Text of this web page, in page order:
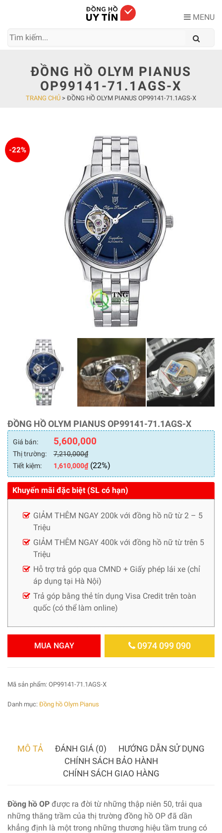
MENU
ĐỒNG HỒ OLYM PIANUS
OP99141-71.1AGS-X
TRANG CHỦ > ĐỒNG HỒ OLYM PIANUS OP99141-71.1AGS-X
-22%
ĐỒNG HỒ OLYM PIANUS OP99141-71.1AGS-X
Giá bán: 5,600,000
Thị trường: 7,210,000₫
Tiết kiệm:
1,610,000₫(22%)
Khuyến mãi đặc biệt (SL có hạn)
GIẢM THÊM NGAY 200k với đồng hồ nữ từ 2 – 5
Triệu
GIẢM THÊM NGAY 400k với đồng hồ nữ từ trên 5
Triệu
Hỗ trợ trả góp qua CMND + Giấy phép lái xe (chỉ
áp dụng tại Hà Nội)
Trả góp bằng thẻ tín dụng Visa Credit trên toàn
quốc (có thể làm online)
MUA NGAY 0974 099 090
Mã sản phẩm: OP99141-71.1AGS-X
Danh mục: Đồng hồ Olym Pianus
MÔ TẢ ĐÁNH GIÁ (0)
HƯỚNG DẪN SỬ DỤNG
CHÍNH SÁCH BẢO HÀNH
CHÍNH SÁCH GIAO HÀNG
Đồng hồ OP được ra đời từ những thập niên 50, trải qua
những thăng trầm của thị trường đồng hồ OP đã dần
khẳng định là một trong những thương hiệu tầm trung có